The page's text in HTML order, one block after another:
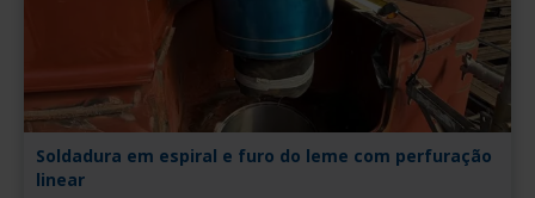
Soldadura em espiral e furo do leme com perfuração
linear